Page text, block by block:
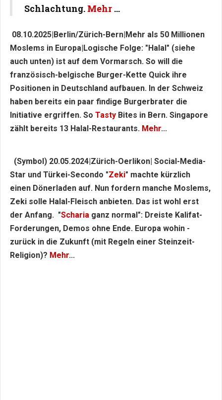
Schlachtung. Mehr ...
08.10.2025|Berlin/Zürich-Bern|Mehr als 50 Millionen
Moslems in Europa|Logische Folge: "Halal" (siehe
auch unten) ist auf dem Vormarsch. So will die
französisch-belgische Burger-Kette Quick ihre
Positionen in Deutschland aufbauen. In der Schweiz
haben bereits ein paar findige Burgerbrater die
Initiative ergriffen. So Tasty Bites in Bern. Singapore
zählt bereits 13 Halal-Restaurants. Mehr...
(Symbol) 20.05.2024|Zürich-Oerlikon| Social-Media-
Star und Türkei-Secondo "Zeki" machte kürzlich
einen Dönerladen auf. Nun fordern manche Moslems,
Zeki solle Halal-Fleisch anbieten. Das ist wohl erst
der Anfang. "Scharia ganz normal": Dreiste Kalifat-
Forderungen, Demos ohne Ende. Europa wohin -
zurück in die Zukunft (mit Regeln einer Steinzeit-
Religion)? Mehr...